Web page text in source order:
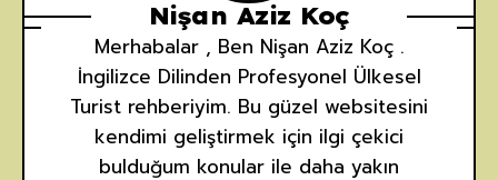
Nişan Aziz Koç
Merhabalar , Ben Nişan Aziz Koç .
İngilizce Dilinden Profesyonel Ülkesel
Turist rehberiyim. Bu güzel websitesini
kendimi geliştirmek için ilgi çekici
bulduğum konular ile daha yakın